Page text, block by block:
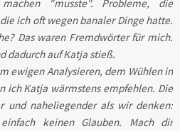
"musste". Probleme, die
ich oft wegen banaler Dinge hatte.
Das waren Fremdwörter für mich.
dadurch auf Katja stieß.
ewigen Analysieren, dem Wühlen in
ich Katja wärmstens empfehlen. Die
und naheliegender als wir denken:
keinen Glauben. Mach dir